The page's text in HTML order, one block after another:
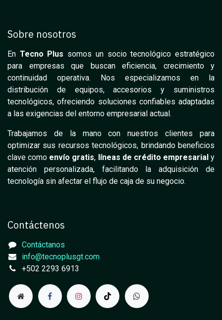
Sobre nosotros
En Tecno Plus somos un socio tecnológico estratégico
para empresas que buscan eficiencia, crecimiento y
continuidad operativa. Nos especializamos en la
distribución de equipos, accesorios y suministros
tecnológicos, ofreciendo soluciones confiables adaptadas
a las exigencias del entorno empresarial actual.
Trabajamos de la mano con nuestros clientes para
optimizar sus recursos tecnológicos, brindando beneficios
clave como envío gratis, líneas de crédito empresarialy
atención personalizada, facilitando la adquisición de
tecnología sin afectar el flujo de caja de su negocio.
Contáctenos
Contáctanos
info@tecnoplusgt.com
+502 2293 6913